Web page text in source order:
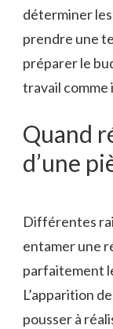
déterminer
prendre une
préparer le
travail comme
Quand
d’une
Différentes
entamer une
parfaitement
L’apparition
pousser à